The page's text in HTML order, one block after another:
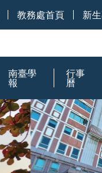
教務處首頁 新
南臺學
報
行事
曆